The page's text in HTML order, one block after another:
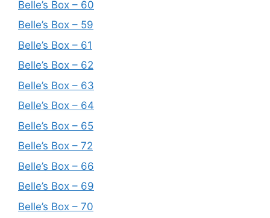
Belle’s Box – 60
Belle’s Box – 59
Belle’s Box – 61
Belle’s Box – 62
Belle’s Box – 63
Belle’s Box – 64
Belle’s Box – 65
Belle’s Box – 72
Belle’s Box – 66
Belle’s Box – 69
Belle’s Box – 70